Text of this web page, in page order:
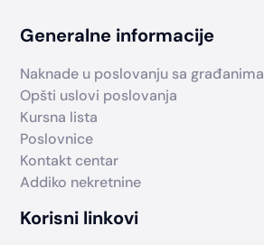
Generalne informacije
Naknade u poslovanju sa građanima
Opšti uslovi poslovanja
Kursna lista
Poslovnice
Kontakt centar
Addiko nekretnine
Korisni linkovi